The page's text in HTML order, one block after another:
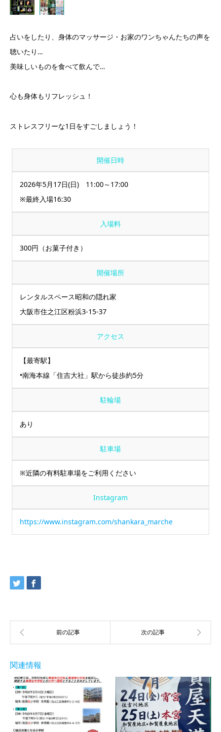
占いをしたり、身体のマッサージ・お家のワンちゃんたちの声を
聴いたり…
美味しいものを食べて飲んで…
心も身体もリフレッシュ！
ストレスフリーな1日をすごしましょう！
開催日時
2026年5月17日(日) 11:00～17:00
※最終入場16:30
入場料
300円（お菓子付き）
開催場所
レンタルスペース昭和の隠れ家
大阪市住之江区粉浜3‐15‐37
アクセス
【最寄駅】
•南海本線「住吉大社」駅から徒歩約5分
駐輪場
あり
駐車場
※近隣の有料駐車場をご利用ください
Instagram
https://www.instagram.com/shankara_marche
関連情報